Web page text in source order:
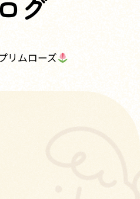
グ
リムローズ